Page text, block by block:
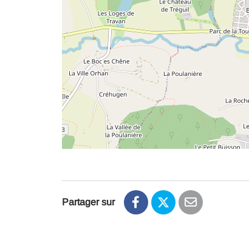
Partager sur